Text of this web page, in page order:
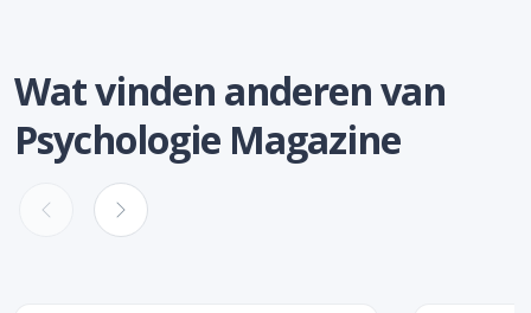
Wat vinden anderen van
Psychologie Magazine